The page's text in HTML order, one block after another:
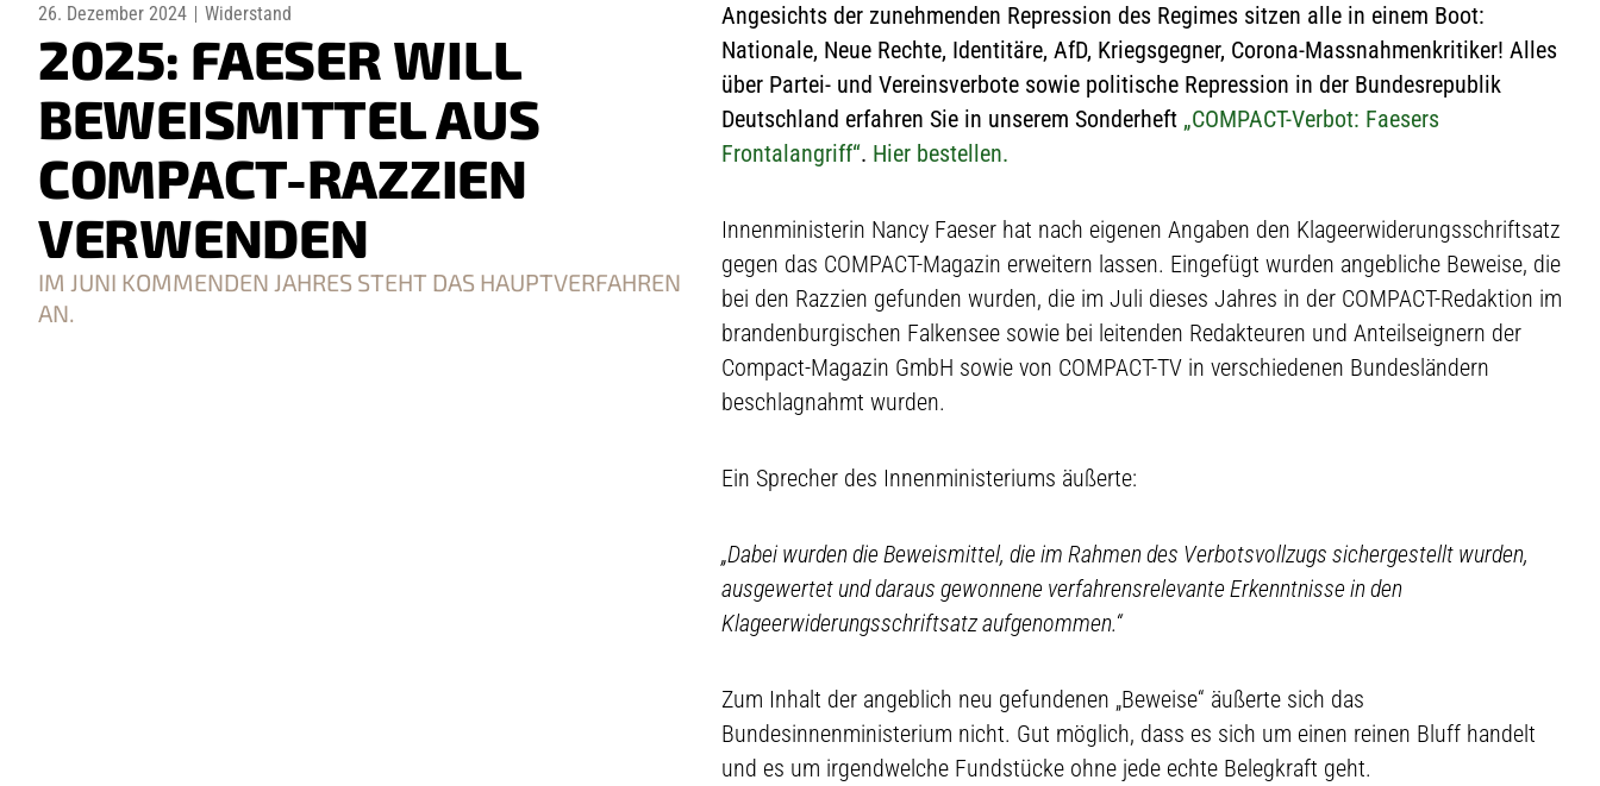
26. Dezember 2024 Widerstand
2025: FAESER WILL
BEWEISMITTEL AUS
COMPACT-RAZZIEN
VERWENDEN
IM JUNI KOMMENDEN JAHRES STEHT DAS HAUPTVERFAHREN
AN.
Angesichts der zunehmenden Repression des Regimes sitzen alle in einem Boot:
Nationale, Neue Rechte, Identitäre, AfD, Kriegsgegner, Corona-Massnahmenkritiker! Alles
über Partei- und Vereinsverbote sowie politische Repression in der Bundesrepublik
Deutschland erfahren Sie in unserem Sonderheft „COMPACT-Verbot: Faesers
Frontalangriff“. Hier bestellen.
Innenministerin Nancy Faeser hat nach eigenen Angaben den Klageerwiderungsschriftsatz
gegen das COMPACT-Magazin erweitern lassen. Eingefügt wurden angebliche Beweise, die
bei den Razzien gefunden wurden, die im Juli dieses Jahres in der COMPACT-Redaktion im
brandenburgischen Falkensee sowie bei leitenden Redakteuren und Anteilseignern der
Compact-Magazin GmbH sowie von COMPACT-TV in verschiedenen Bundesländern
beschlagnahmt wurden.
Ein Sprecher des Innenministeriums äußerte:
„Dabei wurden die Beweismittel, die im Rahmen des Verbotsvollzugs sichergestellt wurden,
ausgewertet und daraus gewonnene verfahrensrelevante Erkenntnisse in den
Klageerwiderungsschriftsatz aufgenommen.“
Zum Inhalt der angeblich neu gefundenen „Beweise“ äußerte sich das
Bundesinnenministerium nicht. Gut möglich, dass es sich um einen reinen Bluff handelt
und es um irgendwelche Fundstücke ohne jede echte Belegkraft geht.